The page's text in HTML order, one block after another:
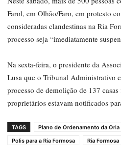
Farol, em Olhão/Faro, em protesto
consideradas clandestinas na Ria
processo seja “imediatamente
Na sexta-feira, o presidente da
Lusa que o Tribunal Administrativo
processo de demolição de 137
proprietários estavam notificados
TAGS
Plano de Ordenamento da
Polis para a Ria Formosa
Ria Formosa